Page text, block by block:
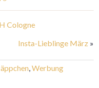
Cologne
Insta-Lieblinge März»
,Werbung